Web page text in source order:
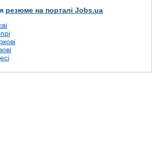
резюме на порталі Jobs.ua